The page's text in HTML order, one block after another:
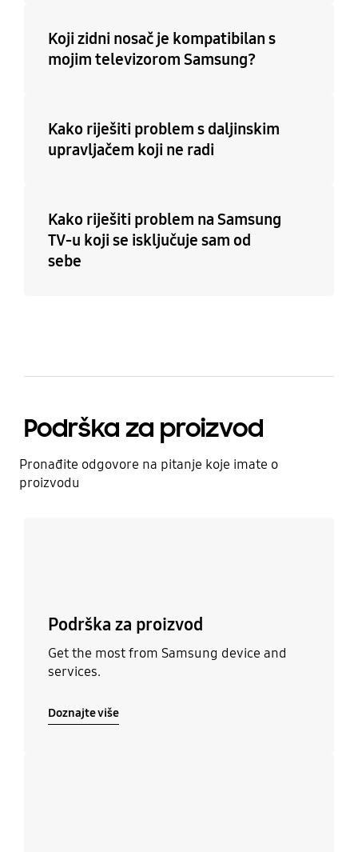
Koji zidni nosač je kompatibilan s
mojim televizorom Samsung?
Kako riješiti problem s daljinskim
upravljačem koji ne radi
Kako riješiti problem na Samsung
TV-u koji se isključuje sam od
sebe
Podrška za proizvod
Pronađite odgovore na pitanje koje imate o
proizvodu
Podrška za proizvod
Get the most from Samsung device and
services.
Doznajte više